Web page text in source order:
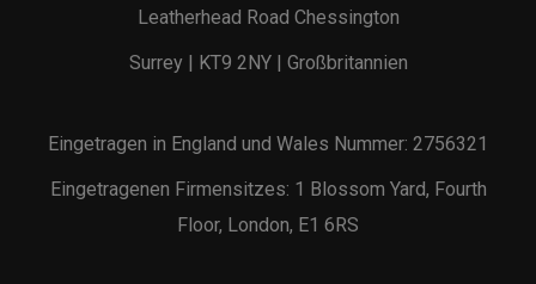
Leatherhead Road Chessington
Surrey | KT9 2NY | Großbritannien
Eingetragen in England und Wales Nummer: 2756321
Eingetragenen Firmensitzes: 1 Blossom Yard, Fourth
Floor, London, E1 6RS